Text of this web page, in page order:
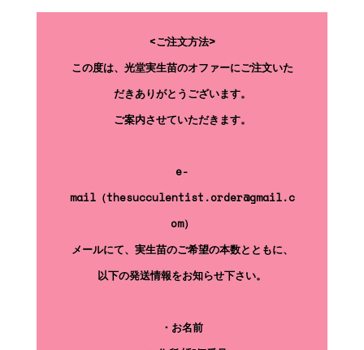
<ご注文方法>
この度は、光堂実生苗のオファーにご注文いた
だきありがとうございます。
ご案内させていただきます。
e-
mail（thesucculentist.order@gmail.c
om）
メールにて、実生苗のご希望の本数とともに、
以下の発送情報をお知らせ下さい。
・お名前